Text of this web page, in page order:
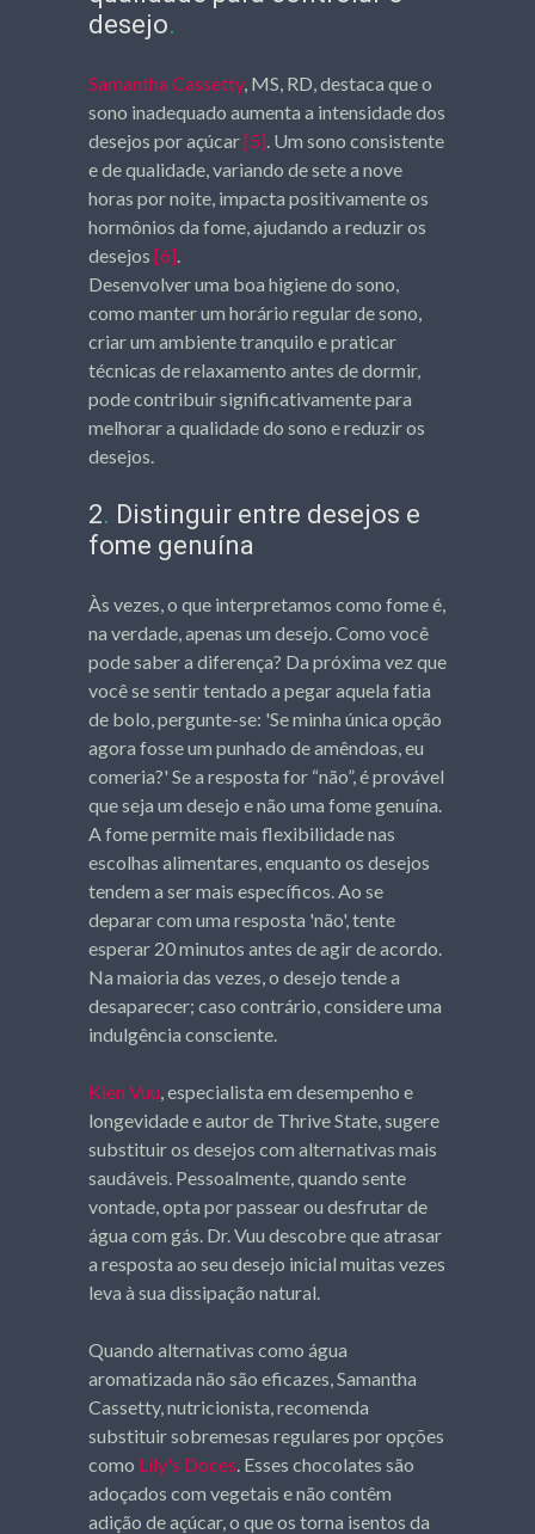
desejo.
Samantha Cassetty, MS, RD, destaca que o
sono inadequado aumenta a intensidade dos
desejos por açúcar[5]. Um sono consistente
e de qualidade, variando de sete a nove
horas por noite, impacta positivamente os
hormônios da fome, ajudando a reduzir os
desejos [6].
Desenvolver uma boa higiene do sono,
como manter um horário regular de sono,
criar um ambiente tranquilo e praticar
técnicas de relaxamento antes de dormir,
pode contribuir significativamente para
melhorar a qualidade do sono e reduzir os
desejos.
2. Distinguir entre desejos e
fome genuína
Às vezes, o que interpretamos como fome é,
na verdade, apenas um desejo. Como você
pode saber a diferença? Da próxima vez que
você se sentir tentado a pegar aquela fatia
de bolo, pergunte-se: 'Se minha única opção
agora fosse um punhado de amêndoas, eu
comeria?' Se a resposta for “não”, é provável
que seja um desejo e não uma fome genuína.
A fome permite mais flexibilidade nas
escolhas alimentares, enquanto os desejos
tendem a ser mais específicos. Ao se
deparar com uma resposta 'não', tente
esperar 20 minutos antes de agir de acordo.
Na maioria das vezes, o desejo tende a
desaparecer; caso contrário, considere uma
indulgência consciente.
Kien Vuu, especialista em desempenho e
longevidade e autor de Thrive State, sugere
substituir os desejos com alternativas mais
saudáveis. Pessoalmente, quando sente
vontade, opta por passear ou desfrutar de
água com gás. Dr. Vuu descobre que atrasar
a resposta ao seu desejo inicial muitas vezes
leva à sua dissipação natural.
Quando alternativas como água
aromatizada não são eficazes, Samantha
Cassetty, nutricionista, recomenda
substituir sobremesas regulares por opções
como Lily's Doces. Esses chocolates são
adoçados com vegetais e não contêm
adição de açúcar, o que os torna isentos da